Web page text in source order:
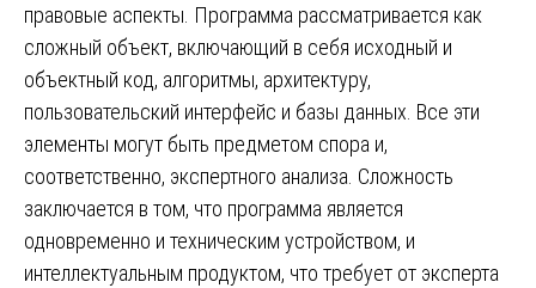
правовые аспекты. Программа рассматривается как
сложный объект, включающий в себя исходный и
объектный код, алгоритмы, архитектуру,
пользовательский интерфейс и базы данных. Все эти
элементы могут быть предметом спора и,
соответственно, экспертного анализа. Сложность
заключается в том, что программа является
одновременно и техническим устройством, и
интеллектуальным продуктом, что требует от эксперта